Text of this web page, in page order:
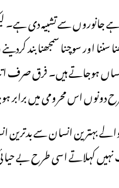
جانوروں سے تشبیہ دی ہے۔
اور سوچنا سمجھنا بند
ہوجاتے ہیں۔ فرق صرف
دونوں اس محرومی میں برابر
بہترین انسان سے بدترین
کہلاتے اسی طرح بے